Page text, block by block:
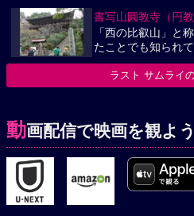
書写山圓教寺（円教
「西の比叡山」と
たことでも知られ
ラスト サムライ
動画配信で映画を観よ